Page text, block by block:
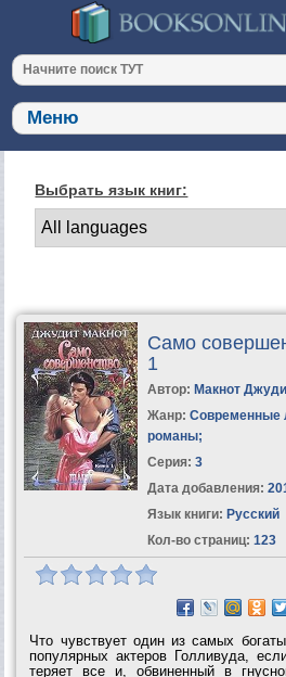
Выбрать язык книг:
Само
1
Автор: Макнот
Жанр: Современные
романы;
Серия: 3
Дата добавления:
Язык книги: Русский
Кол-во страниц: 123
Что чувствует один из самых
популярных актеров Голливуда,
теряет все и, обвиненный в